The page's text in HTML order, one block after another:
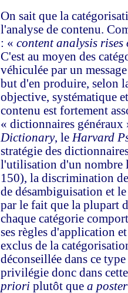
On sait que la
l'analyse de contenu.
: « content analysis
C'est au moyen des
véhiculée par un
but d'en produire, selon
objective, systématique
contenu est fortement
« dictionnaires
Dictionary, le Harvard
stratégie des
l'utilisation d'un nombre
150), la discrimination
de désambiguisation et
par le fait que la plupart
chaque catégorie
ses règles d'application
exclus de la
déconseillée dans ce
privilégie donc dans
prioriplutôt que a